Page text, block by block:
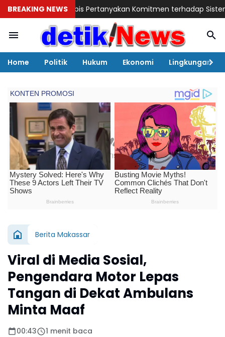
BREAKING NEWS
Lubis Pertanyakan Komitmen terhadap Sistem Merit Andi
Home Politik Hukum Ekonomi Lingkungan
Berita Makassar
Viral di Media Sosial,
Pengendara Motor Lepas
Tangan di Dekat Ambulans
Minta Maaf
00:43 1 menit baca